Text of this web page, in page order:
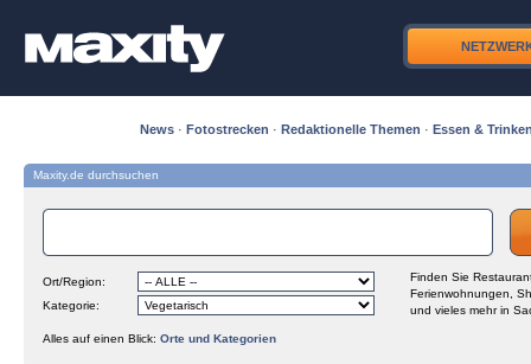
News · Fotostrecken · Redaktionelle Themen · Essen &
Maxity.de durchsuchen
Ort/Region:
Kategorie:
Finden Sie
Ferienwohnungen,
und vieles mehr in
Alles auf einen Blick: Orte und Kategorien